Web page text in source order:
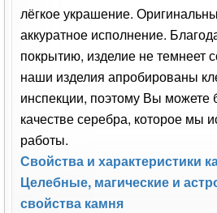
лёгкое украшение.
аккуратное исполнение.
покрытию, изделие не темнеет
наши изделия апробированы
инспекции, поэтому Вы можете
качестве серебра, которое мы
работы.
Свойства и характеристики
Целебные, магические и
свойства камня